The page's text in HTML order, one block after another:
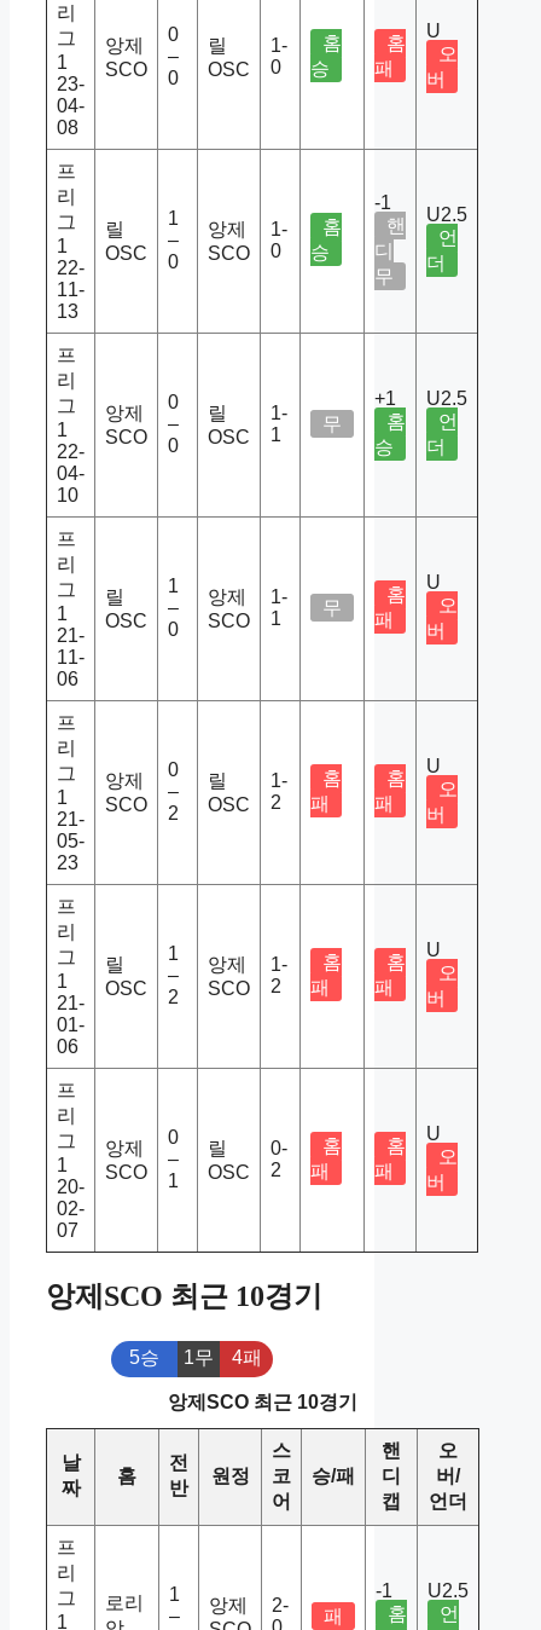
리
그
1
23-
04-
08
앙제
SCO
0
–
0
릴
OSC
1-
0
홈
승
홈
패
U
오
버
프
리
그
1
22-
11-
13
릴
OSC
1
–
0
앙제
SCO
1-
0
홈
승
-1
핸
디
무
U2.5
언
더
프
리
그
1
22-
04-
10
앙제
SCO
0
–
0
릴
OSC
1-
1
무
+1
홈
승
U2.5
언
더
프
리
그
1
21-
11-
06
릴
OSC
1
–
0
앙제
SCO
1-
1
무
홈
패
U
오
버
프
리
그
1
21-
05-
23
앙제
SCO
0
–
2
릴
OSC
1-
2
홈
패
홈
패
U
오
버
프
리
그
1
21-
01-
06
릴
OSC
1
–
2
앙제
SCO
1-
2
홈
패
홈
패
U
오
버
프
리
그
1
20-
02-
07
앙제
SCO
0
–
1
릴
OSC
0-
2
홈
패
홈
패
U
오
버
앙제SCO 최근 10경기
5승 1무 4패
앙제SCO 최근 10경기
날
짜
홈
전
반
원정
스
코
어
승/패
핸
디
캡
오
버/
언더
프
리
그
1
로리
1
–
앙제
2-
패
-1
홈
U2.5
언